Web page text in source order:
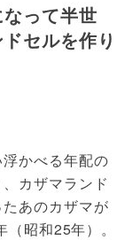
って半世
セルを作り
かべる年配の
カザマランド
あのカザマが
昭和25年）。